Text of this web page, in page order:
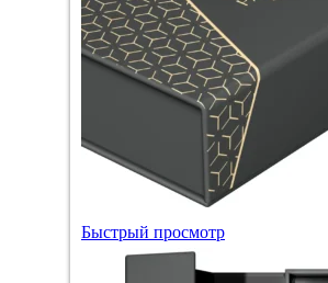
Быстрый просмотр